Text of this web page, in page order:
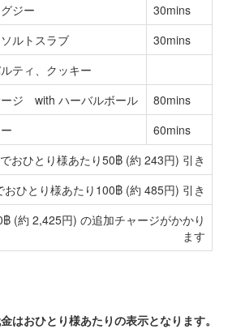
ジー
30mins
ルトスラブ
30mins
ティ、クッキー
ジ with ハーバルボール
80mins
60mins
おひとり様あたり50฿ (約 243円) 引き
おひとり様あたり100฿ (約 485円) 引き
(約 2,425円) の追加チャージがかかり
ます
はおひとり様あたりの表示となります。